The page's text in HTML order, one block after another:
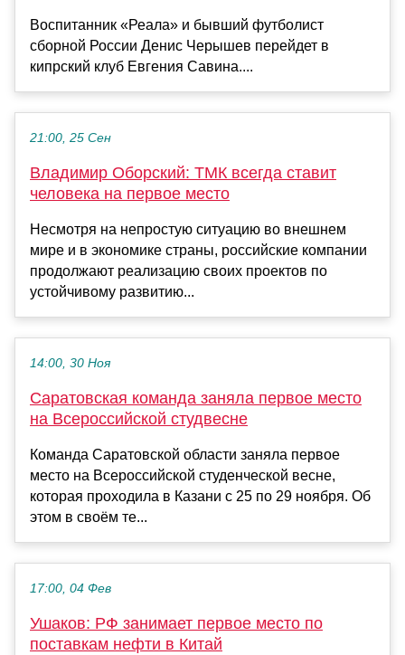
Воспитанник «Реала» и бывший футболист
сборной России Денис Черышев перейдет в
кипрский клуб Евгения Савина....
21:00, 25 Сен
Владимир Оборский: ТМК всегда ставит
человека на первое место
Несмотря на непростую ситуацию во внешнем
мире и в экономике страны, российские компании
продолжают реализацию своих проектов по
устойчивому развитию...
14:00, 30 Ноя
Саратовская команда заняла первое место
на Всероссийской студвесне
Команда Саратовской области заняла первое
место на Всероссийской студенческой весне,
которая проходила в Казани с 25 по 29 ноября. Об
этом в своём те...
17:00, 04 Фев
Ушаков: РФ занимает первое место по
поставкам нефти в Китай